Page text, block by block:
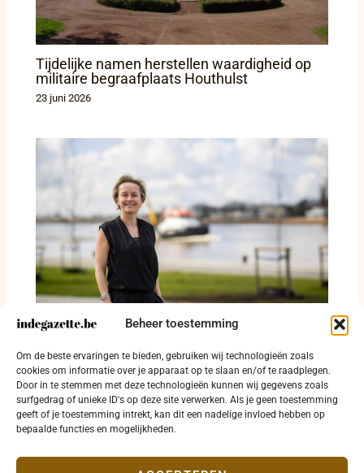
Beheer toestemming
Om de beste ervaringen te bieden, gebruiken wij technologieën zoals
cookies om informatie over je apparaat op te slaan en/of te raadplegen.
Door in te stemmen met deze technologieën kunnen wij gegevens zoals
surfgedrag of unieke ID's op deze site verwerken. Als je geen toestemming
geeft of je toestemming intrekt, kan dit een nadelige invloed hebben op
bepaalde functies en mogelijkheden.
Tijdelijke namen herstellen waardigheid op
militaire begraafplaats Houthulst
23 juni 2026
Minister De Ridder, red Woumen of zeg eerlijk
dat de Westhoek u niet genoeg waard is
22 juni 2026